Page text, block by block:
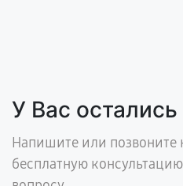
У Вас
Напишите или позвоните
бесплатную